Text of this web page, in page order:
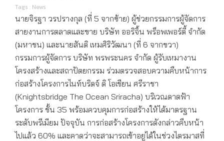
Tags : News
นายจิรฐา วรปรางกุล (ที่ 5 จากซ้าย) ผู้ช่วยกรรมการผู้จัดการ
สายงานการตลาดและขาย บริษัท ออริจิ้น พร็อพเพอร์ตี้ จำกัด
(มหาชน) และนายสันติ เหมศิริวัฒนา (ที่ 6 จากขวา)
กรรมการผู้จัดการ บริษัท พรพระนคร จำกัด ผู้รับเหมางาน
โครงสร้างและสถาปัตยกรรม ร่วมตรวจสอบความคืบหน้าการ
ก่อสร้างโครงการไนท์บริดจ์ ดิ โอเชียน ศรีราชา
(Knightsbridge The Ocean Sriracha) บริเวณดาดฟ้า
โครงการ ชั้น 35 พร้อมควบคุมการก่อสร้างให้ได้มาตรฐาน
ระดับพรีเมียม ปัจจุบัน การก่อสร้างโครงการดังกล่าวคืบหน้า
ไปแล้ว 60% และคาดว่าจะสามารถเข้าอยู่ได้ในช่วงไตรมาสที่